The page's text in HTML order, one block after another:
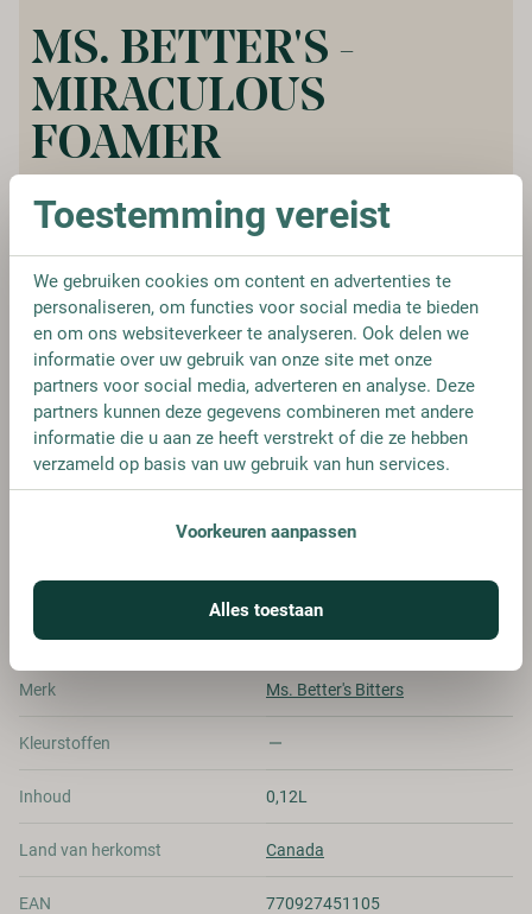
SPECIFICATIES
Alcohol 40.00%
Allergenen -
Merk Ms. Better's Bitters
Kleurstoffen
Inhoud 0,12L
Land van herkomst Canada
EAN 770927451105
MS. BETTER'S -
MIRACULOUS
FOAMER
€ 27,45
FLES
€ 27,45
Toestemming vereist
We gebruiken cookies om content en advertenties te
personaliseren, om functies voor social media te bieden
en om ons websiteverkeer te analyseren. Ook delen we
informatie over uw gebruik van onze site met onze
partners voor social media, adverteren en analyse. Deze
partners kunnen deze gegevens combineren met andere
informatie die u aan ze heeft verstrekt of die ze hebben
verzameld op basis van uw gebruik van hun services.
Voorkeuren aanpassen
Alles toestaan